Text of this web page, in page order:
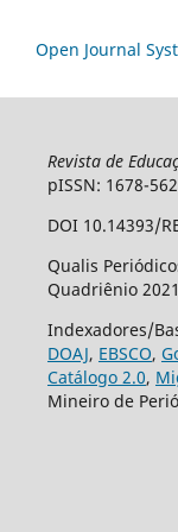
Open Journal
Revista de
pISSN: 1678-
DOI 10.14393/
Qualis
Quadriênio
Indexadores/
DOAJ, EBSCO,
Catálogo 2.0,
Mineiro de